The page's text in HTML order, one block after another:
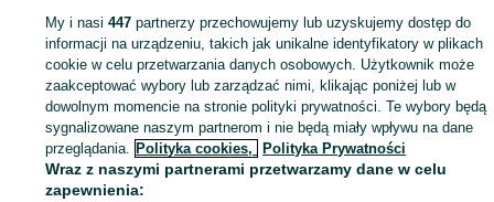
KATEGORIA
ID:998617373 Wyświetlenia:
Zadzwoń / SMS Wyślij wiadomość
My i nasi447 partnerzy przechowujemy lub uzyskujemy dostęp do
informacji na urządzeniu, takich jak unikalne identyfikatory w plikach
cookie w celu przetwarzania danych osobowych. Użytkownik może
zaakceptować wybory lub zarządzać nimi, klikając poniżej lub w
dowolnym momencie na stronie polityki prywatności. Te wybory będą
sygnalizowane naszym partnerom i nie będą miały wpływu na dane
przeglądania. Polityka cookies, Polityka Prywatności
Wraz z naszymi partnerami przetwarzamy dane w celu
zapewnienia: